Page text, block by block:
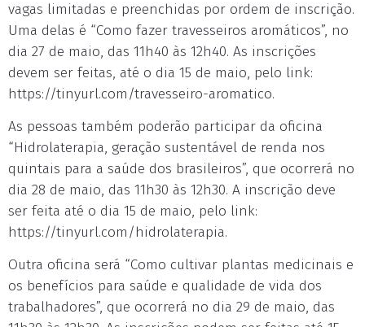
vagas limitadas e preenchidas por ordem de inscrição.
Uma delas é “Como fazer travesseiros aromáticos”, no
dia 27 de maio, das 11h40 às 12h40. As inscrições
devem ser feitas, até o dia 15 de maio, pelo link:
https://tinyurl.com/travesseiro-aromatico.
As pessoas também poderão participar da oficina
“Hidrolaterapia, geração sustentável de renda nos
quintais para a saúde dos brasileiros”, que ocorrerá no
dia 28 de maio, das 11h30 às 12h30. A inscrição deve
ser feita até o dia 15 de maio, pelo link:
https://tinyurl.com/hidrolaterapia.
Outra oficina será “Como cultivar plantas medicinais e
os benefícios para saúde e qualidade de vida dos
trabalhadores”, que ocorrerá no dia 29 de maio, das